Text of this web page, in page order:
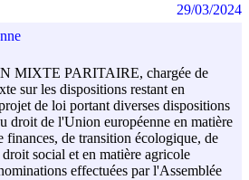
MIXTE PARITAIRE, chargée de
sur les dispositions restant en
de loi portant diverses dispositions
droit de l'Union européenne en matière
finances, de transition écologique, de
social et en matière agricole
effectuées par l'Assemblée
29/03/2024